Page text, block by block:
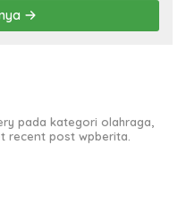
pada kategori olahraga,
recent post wpberita.